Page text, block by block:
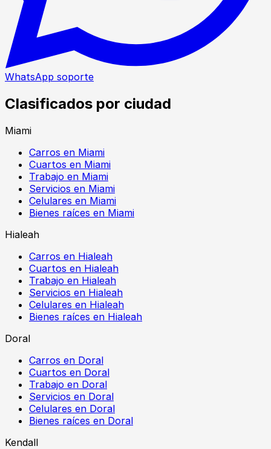
WhatsApp soporte
Clasificados por ciudad
Miami
Carros en Miami
Cuartos en Miami
Trabajo en Miami
Servicios en Miami
Celulares en Miami
Bienes raíces en Miami
Hialeah
Carros en Hialeah
Cuartos en Hialeah
Trabajo en Hialeah
Servicios en Hialeah
Celulares en Hialeah
Bienes raíces en Hialeah
Doral
Carros en Doral
Cuartos en Doral
Trabajo en Doral
Servicios en Doral
Celulares en Doral
Bienes raíces en Doral
Kendall